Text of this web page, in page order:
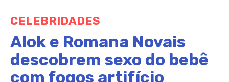
CELEBRIDADES
Alok e Romana Novais
descobrem sexo do bebê
com fogos artifício